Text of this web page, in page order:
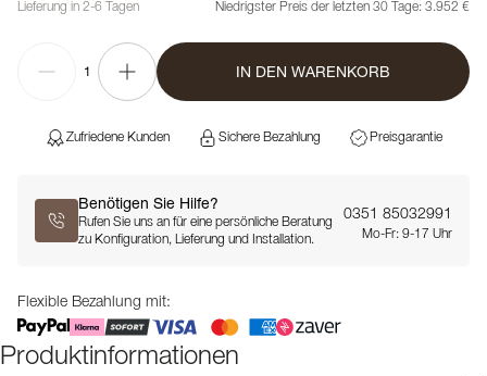
Lieferung in 2-6 Tagen
Niedrigster Preis der letzten 30 Tage: 3.952 €
1 IN DEN WARENKORB
Zufriedene Kunden Sichere Bezahlung Preisgarantie
Benötigen Sie Hilfe?
Rufen Sie uns an für eine persönliche Beratung
zu Konfiguration, Lieferung und Installation.
0351 85032991
Mo-Fr: 9-17 Uhr
Flexible Bezahlung mit:
Produktinformationen